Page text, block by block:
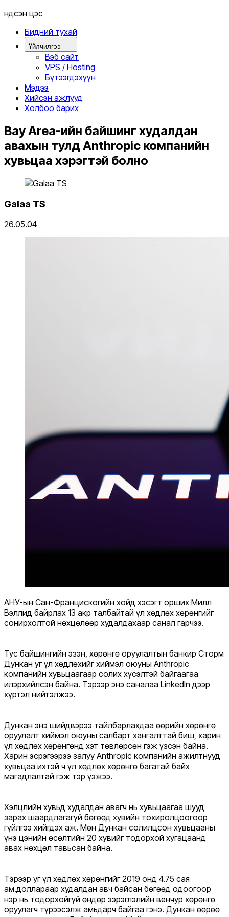
Үндсэн цэс
Бидний тухай
Үйлчилгээ
Вэб сайт
VPS / Hosting
Бүтээгдэхүүн
Мэдээ
Хийсэн ажлууд
Холбоо барих
Bay Area-ийн байшинг худалдан
авахын тулд Anthropic компанийн
хувьцаа хэрэгтэй болно
Galaa TS
26.05.04
АНУ-ын Сан-Францискогийн хойд хэсэгт орших Милл
Вэллид байрлах 13 акр талбайтай үл хөдлөх хөрөнгийг
сонирхолтой нөхцөлөөр худалдахаар санал гарчээ.
Тус байшингийн эзэн, хөрөнгө оруулалтын банкир Сторм
Дункан уг үл хөдлөхийг хиймэл оюуны Anthropic
компанийн хувьцаагаар солих хүсэлтэй байгаагаа
илэрхийлсэн байна. Тэрээр энэ саналаа LinkedIn дээр
хүртэл нийтэлжээ.
Дункан энэ шийдвэрээ тайлбарлахдаа өөрийн хөрөнгө
оруулалт хиймэл оюуны салбарт хангалттай биш, харин
үл хөдлөх хөрөнгөнд хэт төвлөрсөн гэж үзсэн байна.
Харин эсрэгээрээ залуу Anthropic компанийн ажилтнууд
хувьцаа ихтэй ч үл хөдлөх хөрөнгө багатай байх
магадлалтай гэж тэр үзжээ.
Хэлцлийн хувьд худалдан авагч нь хувьцаагаа шууд
зарах шаардлагагүй бөгөөд хувийн тохиролцоогоор
гүйлгээ хийгдэх аж. Мөн Дункан солилцсон хувьцааны
үнэ цэнийн өсөлтийн 20 хувийг тодорхой хугацаанд
авах нөхцөл тавьсан байна.
Тэрээр уг үл хөдлөх хөрөнгийг 2019 онд 4.75 сая
ам.доллараар худалдан авч байсан бөгөөд одоогоор
нэр нь тодорхойгүй өндөр зэрэглэлийн венчур хөрөнгө
оруулагч түрээсэлж амьдарч байгаа гэнэ. Дункан өөрөө